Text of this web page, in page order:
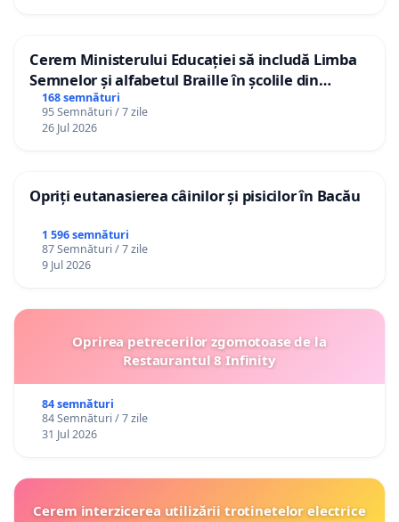
Cerem Ministerului Educației să includă Limba
Semnelor și alfabetul Braille în școlile din
Republica Moldova!
168 semnături
95 Semnături / 7 zile
26 Jul 2026
Opriți eutanasierea câinilor și pisicilor în Bacău
1 596 semnături
87 Semnături / 7 zile
9 Jul 2026
Oprirea petrecerilor zgomotoase de la
Restaurantul 8 Infinity
84 semnături
84 Semnături / 7 zile
31 Jul 2026
Cerem interzicerea utilizării trotinetelor electrice